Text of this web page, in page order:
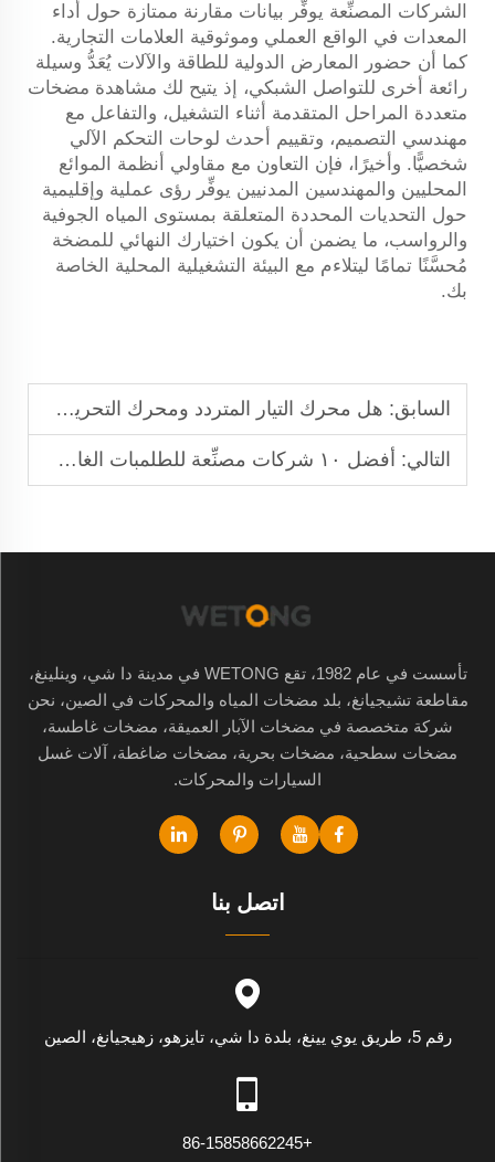
الشركات المصنِّعة يوفِّر بيانات مقارنة ممتازة حول أداء
المعدات في الواقع العملي وموثوقية العلامات التجارية.
كما أن حضور المعارض الدولية للطاقة والآلات يُعَدُّ وسيلة
رائعة أخرى للتواصل الشبكي، إذ يتيح لك مشاهدة مضخات
متعددة المراحل المتقدمة أثناء التشغيل، والتفاعل مع
مهندسي التصميم، وتقييم أحدث لوحات التحكم الآلي
شخصيًّا. وأخيرًا، فإن التعاون مع مقاولي أنظمة الموائع
المحليين والمهندسين المدنيين يوفِّر رؤى عملية وإقليمية
حول التحديات المحددة المتعلقة بمستوى المياه الجوفية
والرواسب، ما يضمن أن يكون اختيارك النهائي للمضخة
مُحسَّنًا تمامًا ليتلاءم مع البيئة التشغيلية المحلية الخاصة
بك.
السابق: هل محرك التيار المتردد ومحرك التحريض هما نفس الشيء؟
التالي: أفضل ١٠ شركات مصنِّعة للطلمبات الغاطسة التي يمكنك الوثوق بها في عام ٢٠٢٦
تأسست في عام 1982، تقع WETONG في مدينة دا شي، وينلينغ،
مقاطعة تشيجيانغ، بلد مضخات المياه والمحركات في الصين، نحن
شركة متخصصة في مضخات الآبار العميقة، مضخات غاطسة،
مضخات سطحية، مضخات بحرية، مضخات ضاغطة، آلات غسل
السيارات والمحركات.
اتصل بنا
رقم 5، طريق يوي يينغ، بلدة دا شي، تايزهو، زهيجيانغ، الصين
+86-15858662245